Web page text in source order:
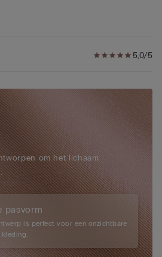
zijn de uitneembare, dunne en
waarop aangegeven staat aan
de gelegenheid of de behoefte van
elastische schouderbandjes
en draagt maat S
5,0/5
om het lichaam
pasvorm
is perfect voor een onzichtbare